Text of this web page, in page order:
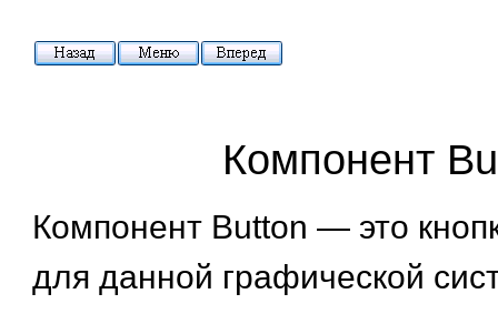
Компонент
Компонент Button — это
для данной графической